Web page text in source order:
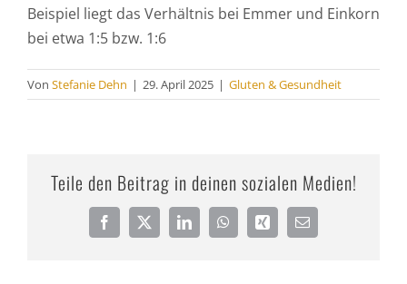
Beispiel liegt das Verhältnis bei Emmer und Einkorn
bei etwa 1:5 bzw. 1:6
Von Stefanie Dehn | 29. April 2025 | Gluten & Gesundheit
Teile den Beitrag in deinen sozialen Medien!
Facebook
X LinkedInWhatsApp
Xing
E-
Mail